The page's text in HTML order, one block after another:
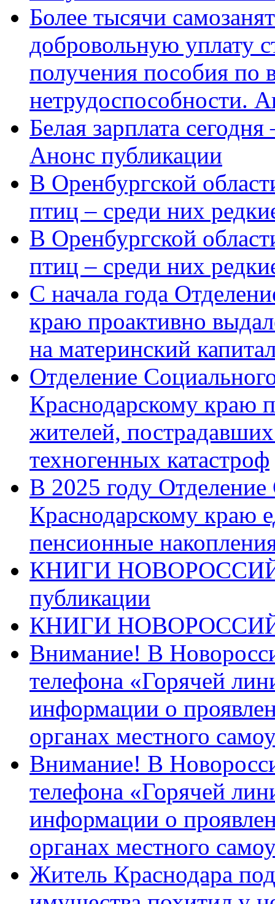
Более тысячи
добровольную уплату
получения пособия по
нетрудоспособности.
Белая зарплата
Анонс публикации
В Оренбургской
птиц – среди них
В Оренбургской
птиц – среди них
С начала года
краю проактивно
на материнский
Отделение
Краснодарскому краю
жителей,
техногенных катастроф
В 2025 году
Краснодарскому краю
пенсионные
КНИГИ
публикации
КНИГИ
Внимание! В
телефона «Горячей
информации о
органах местного
Внимание! В
телефона «Горячей
информации о
органах местного
Житель Краснодара